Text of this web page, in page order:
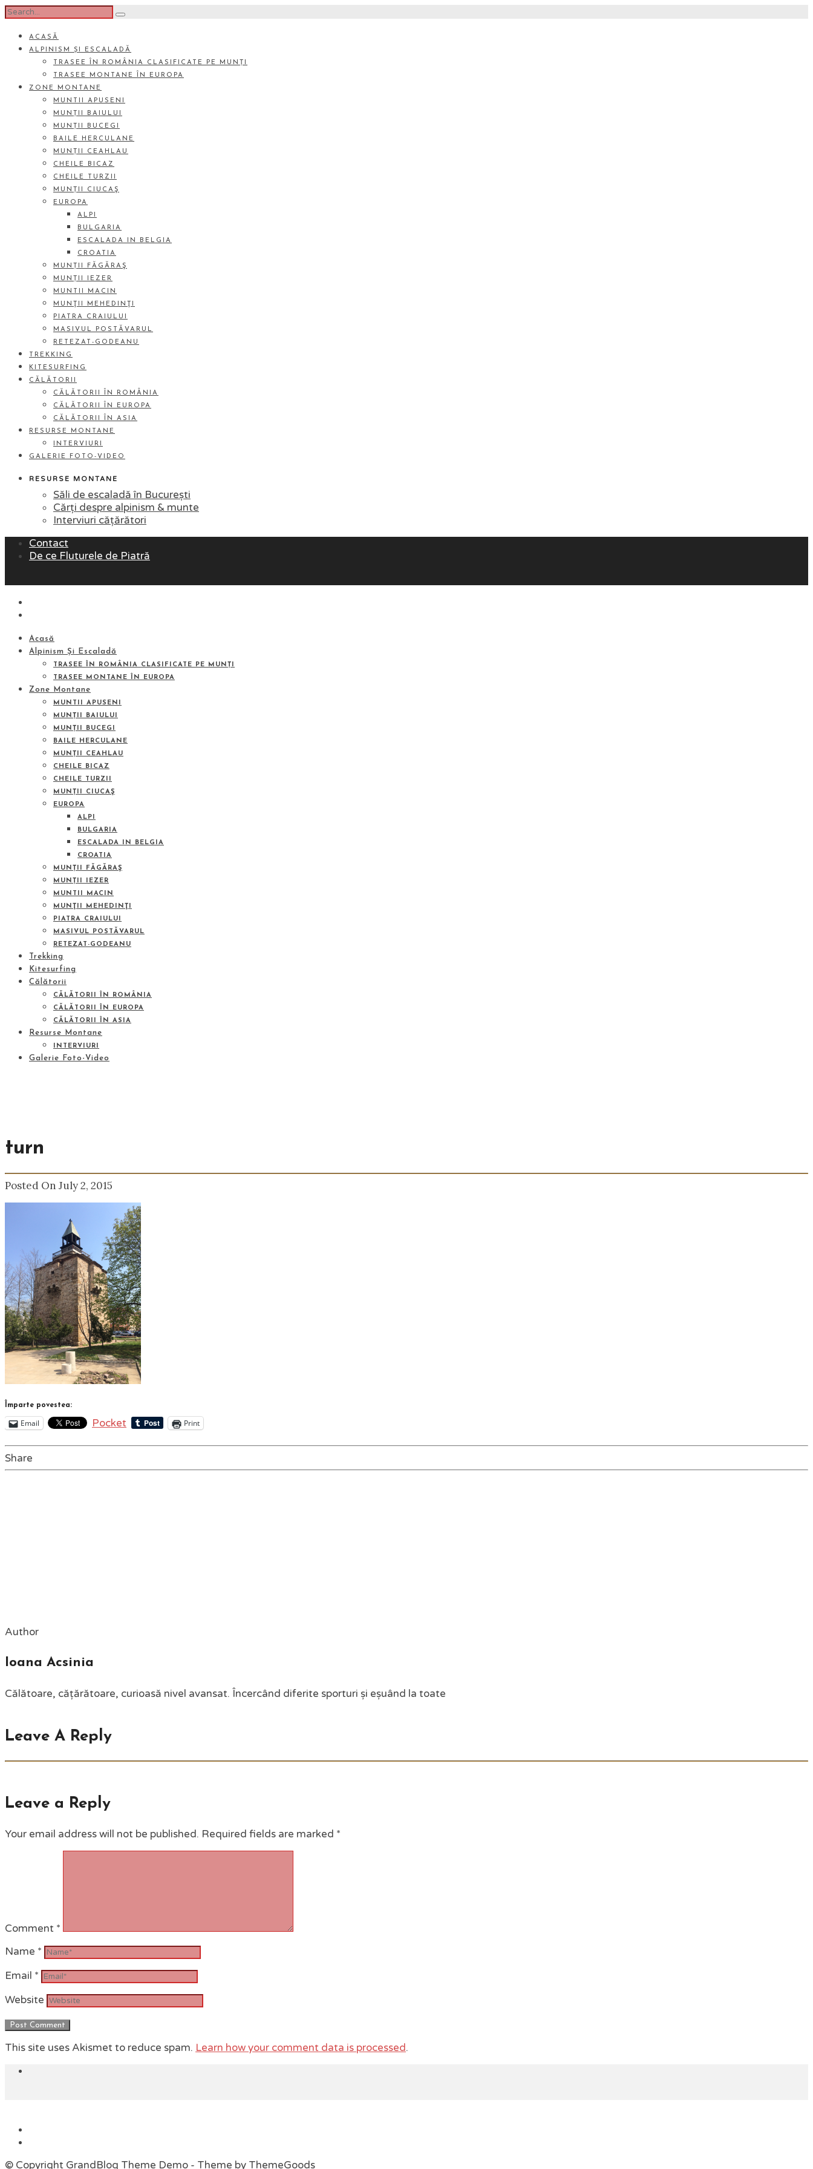
ACASĂ
ALPINISM ȘI ESCALADĂ
TRASEE ÎN ROMÂNIA CLASIFICATE PE MUNȚI
TRASEE MONTANE ÎN EUROPA
ZONE MONTANE
MUNTII APUSENI
MUNȚII BAIULUI
MUNȚII BUCEGI
BAILE HERCULANE
MUNȚII CEAHLAU
CHEILE BICAZ
CHEILE TURZII
MUNȚII CIUCAŞ
EUROPA
ALPI
BULGARIA
ESCALADA IN BELGIA
CROATIA
MUNȚII FĂGĂRAŞ
MUNȚII IEZER
MUNTII MACIN
MUNŢII MEHEDINŢI
PIATRA CRAIULUI
MASIVUL POSTĂVARUL
RETEZAT-GODEANU
TREKKING
KITESURFING
CĂLĂTORII
CĂLĂTORII ÎN ROMÂNIA
CĂLĂTORII ÎN EUROPA
CĂLĂTORII ÎN ASIA
RESURSE MONTANE
INTERVIURI
GALERIE FOTO-VIDEO
RESURSE MONTANE
Săli de escaladă în București
Cărți despre alpinism & munte
Interviuri cățărători
Contact
De ce Fluturele de Piatră
Acasă
Alpinism Și Escaladă
TRASEE ÎN ROMÂNIA CLASIFICATE PE MUNȚI
TRASEE MONTANE ÎN EUROPA
Zone Montane
MUNTII APUSENI
MUNȚII BAIULUI
MUNȚII BUCEGI
BAILE HERCULANE
MUNȚII CEAHLAU
CHEILE BICAZ
CHEILE TURZII
MUNȚII CIUCAŞ
EUROPA
ALPI
BULGARIA
ESCALADA IN BELGIA
CROATIA
MUNȚII FĂGĂRAŞ
MUNȚII IEZER
MUNTII MACIN
MUNŢII MEHEDINŢI
PIATRA CRAIULUI
MASIVUL POSTĂVARUL
RETEZAT-GODEANU
Trekking
Kitesurfing
Călătorii
CĂLĂTORII ÎN ROMÂNIA
CĂLĂTORII ÎN EUROPA
CĂLĂTORII ÎN ASIA
Resurse Montane
INTERVIURI
Galerie Foto-Video
turn
Posted On July 2, 2015
Împarte povestea:
Email Pocket Print
Share
Author
Ioana Acsinia
Călătoare, cățărătoare, curioasă nivel avansat. Încercând diferite sporturi și eșuând la toate
Leave A Reply
Leave a Reply
Your email address will not be published. Required fields are marked *
Comment *
Name *
Email *
Website
This site uses Akismet to reduce spam. Learn how your comment data is processed.
© Copyright GrandBlog Theme Demo - Theme by ThemeGoods